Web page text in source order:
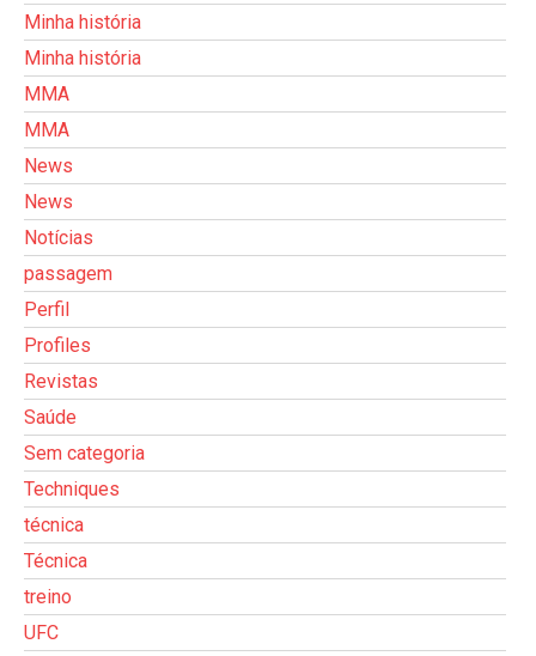
Minha história
Minha história
MMA
MMA
News
News
Notícias
passagem
Perfil
Profiles
Revistas
Saúde
Sem categoria
Techniques
técnica
Técnica
treino
UFC